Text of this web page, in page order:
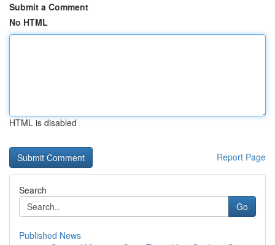
Submit a Comment
No HTML
HTML is disabled
Report Page
Search
Go
Published News